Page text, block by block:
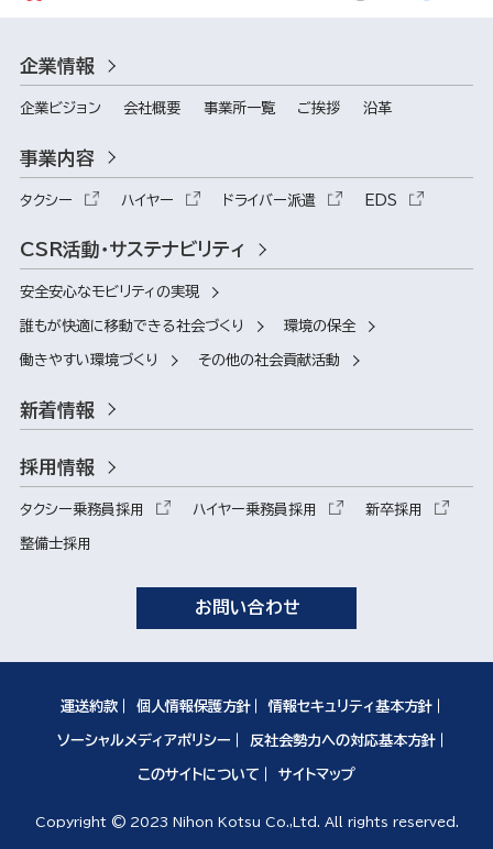
企業情報
企業ビジョン 会社概要 事業所一覧 ご挨拶 沿革
事業内容
タクシー ハイヤー ドライバー派遣 EDS
CSR活動・サステナビリティ
安全安心なモビリティの実現
誰もが快適に移動できる社会づくり 環境の保全
働きやすい環境づくり その他の社会貢献活動
新着情報
採用情報
タクシー乗務員採用 ハイヤー乗務員採用 新卒採用
整備士採用
お問い合わせ
運送約款 個人情報保護方針 情報セキュリティ基本方針
ソーシャルメディアポリシー 反社会勢力への対応基本方針
このサイトについて サイトマップ
Copyright © 2023 Nihon Kotsu Co.,Ltd. All rights reserved.